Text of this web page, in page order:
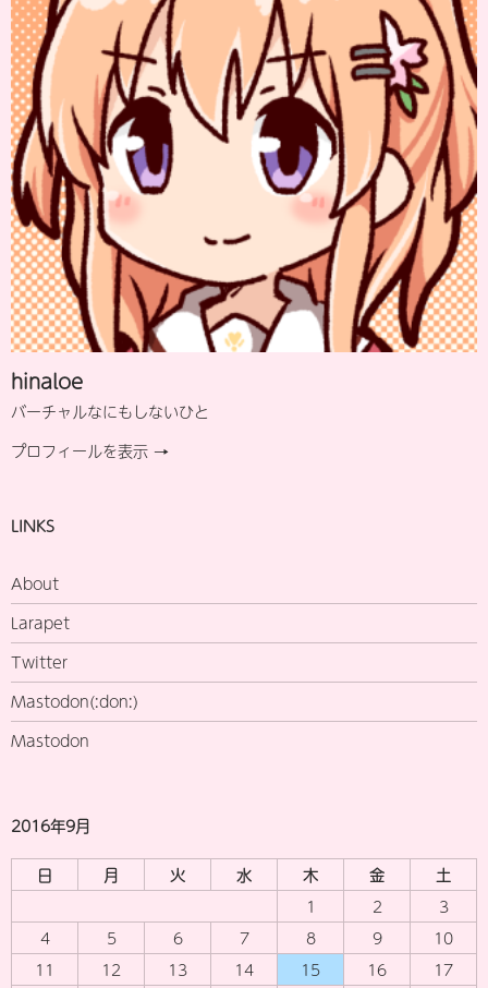
hinaloe
バーチャルなにもしないひと
プロフィールを表示 →
LINKS
About
Larapet
Twitter
Mastodon(:don:)
Mastodon
2016年9月
日 月 火 水 木 金
土
1
2
3
4
5 6 7 8 9
10
11
12 13 14 15 16 17